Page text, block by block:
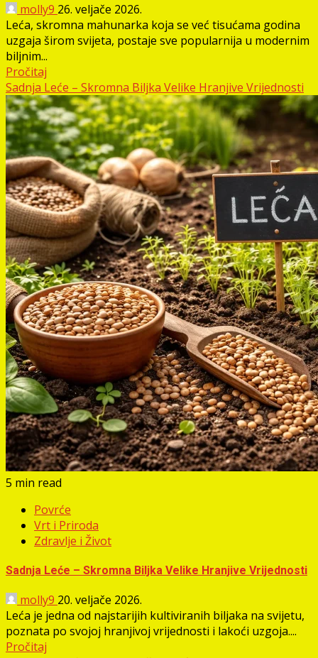
molly9 26. veljače 2026.
Leća, skromna mahunarka koja se već tisućama godina
uzgaja širom svijeta, postaje sve popularnija u modernim
biljnim...
Pročitaj
Sadnja Leće – Skromna Biljka Velike Hranjive Vrijednosti
5 min read
Povrće
Vrt i Priroda
Zdravlje i Život
Sadnja Leće – Skromna Biljka Velike Hranjive Vrijednosti
molly9 20. veljače 2026.
Leća je jedna od najstarijih kultiviranih biljaka na svijetu,
poznata po svojoj hranjivoj vrijednosti i lakoći uzgoja....
Pročitaj